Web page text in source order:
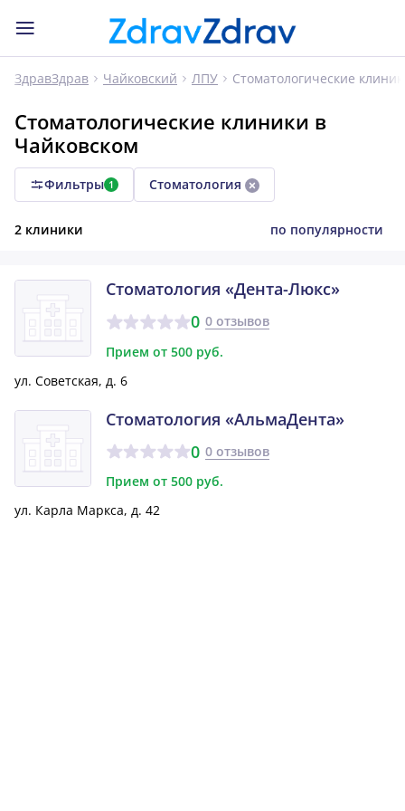
ЗдравЗдрав Чайковский ЛПУ Стоматологические
Стоматологические клиники в
Чайковском
Фильтры 1 Стоматология
2 клиники по популярности
Стоматология «Дента-Люкс»
0 0 отзывов
Прием от 500 руб.
ул. Советская, д. 6
Стоматология «АльмаДента»
0 0 отзывов
Прием от 500 руб.
ул. Карла Маркса, д. 42